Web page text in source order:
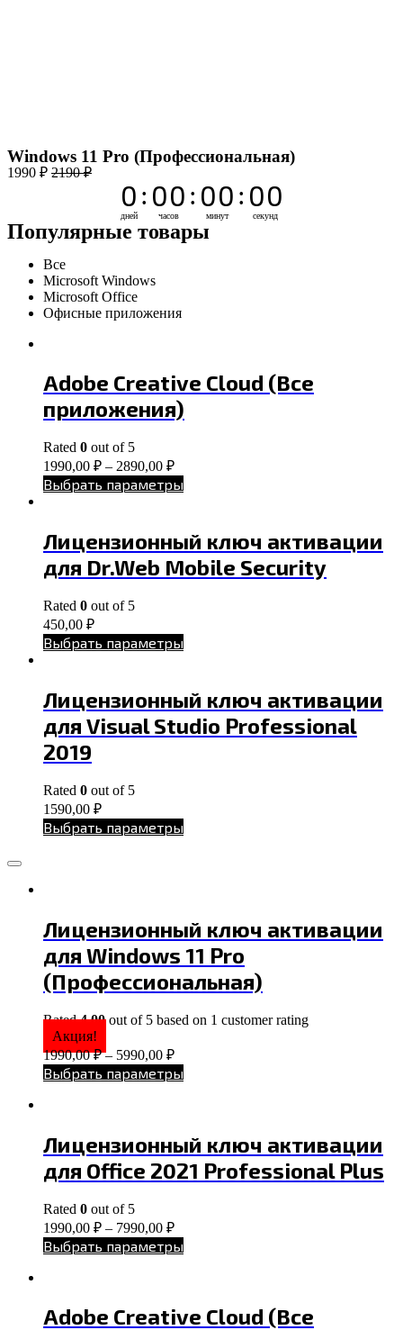
Windows 11 Pro (Профессиональная)
1990 ₽ 2190 ₽
0
дней
: 00
часов
: 00
минут
: 00
секунд
Популярные товары
Все
Microsoft Windows
Microsoft Office
Офисные приложения
Adobe Creative Cloud (Все
приложения)
Rated 0 out of 5
1990,00 ₽ – 2890,00 ₽
Выбрать параметры
Лицензионный ключ активации
для Dr.Web Mobile Security
Rated 0 out of 5
450,00 ₽
Выбрать параметры
Лицензионный ключ активации
для Visual Studio Professional
2019
Rated 0 out of 5
1590,00 ₽
Выбрать параметры
Лицензионный ключ активации
для Windows 11 Pro
(Профессиональная)
Rated4.00out of 5 based on 1 customer rating
Акция!
1990,00₽– 5990,00 ₽
Выбрать параметры
Лицензионный ключ активации
для Office 2021 Professional Plus
Rated 0 out of 5
1990,00 ₽ – 7990,00 ₽
Выбрать параметры
Adobe Creative Cloud (Все